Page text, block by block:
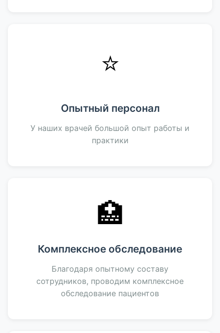
⭐
Опытный персонал
У наших врачей большой опыт работы и
практики
🏥
Комплексное обследование
Благодаря опытному составу
сотрудников, проводим комплексное
обследование пациентов